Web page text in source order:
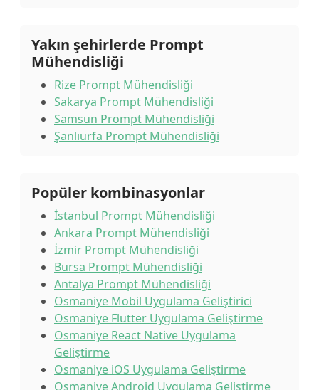
Yakın şehirlerde Prompt
Mühendisliği
Rize Prompt Mühendisliği
Sakarya Prompt Mühendisliği
Samsun Prompt Mühendisliği
Şanlıurfa Prompt Mühendisliği
Popüler kombinasyonlar
İstanbul Prompt Mühendisliği
Ankara Prompt Mühendisliği
İzmir Prompt Mühendisliği
Bursa Prompt Mühendisliği
Antalya Prompt Mühendisliği
Osmaniye Mobil Uygulama Geliştirici
Osmaniye Flutter Uygulama Geliştirme
Osmaniye React Native Uygulama
Geliştirme
Osmaniye iOS Uygulama Geliştirme
Osmaniye Android Uygulama Geliştirme